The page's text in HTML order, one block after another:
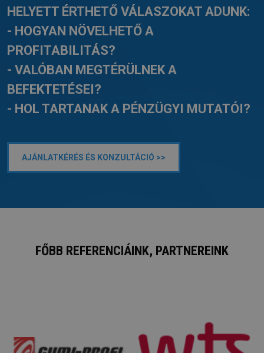
HELYETT ÉRTHETŐ VÁLASZOKAT ADUNK:
- HOGYAN NÖVELHETŐ A
PROFITABILITÁS?
- VALÓBAN MEGTÉRÜLNEK A
BEFEKTETÉSEI?
- HOL TARTANAK A PÉNZÜGYI MUTATÓI?
AJÁNLATKÉRÉS ÉS KONZULTÁCIÓ >>
FŐBB REFERENCIÁINK, PARTNEREINK